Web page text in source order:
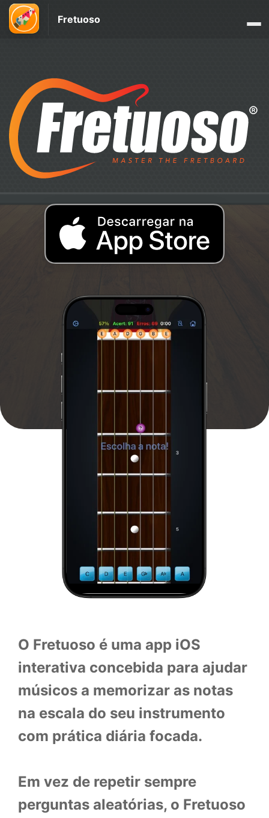
Fretuoso
®
O Fretuoso é uma app iOS
interativa concebida para ajudar
músicos a memorizar as notas
na escala do seu instrumento
com prática diária focada.
Em vez de repetir sempre
perguntas aleatórias, o Fretuoso